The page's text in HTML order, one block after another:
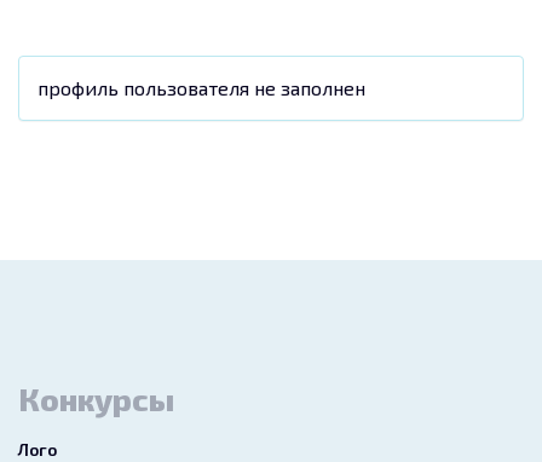
профиль пользователя не заполнен
Конкурсы
Лого